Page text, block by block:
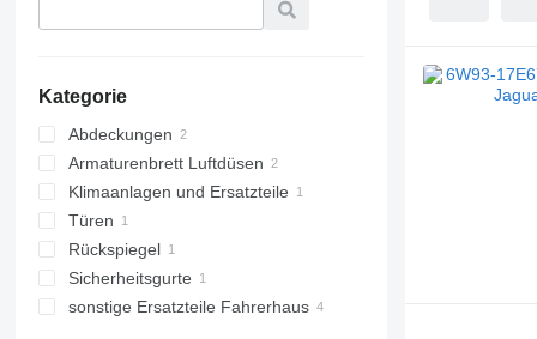
Kategorie
Abdeckungen
Armaturenbrett Luftdüsen
Klimaanlagen und Ersatzteile
Autoklimaanlagen
Türen
Rückspiegel
Sicherheitsgurte
sonstige Ersatzteile Fahrerhaus